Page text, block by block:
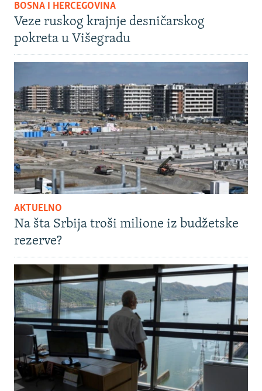
BOSNA I HERCEGOVINA
Veze ruskog krajnje desničarskog
pokreta u Višegradu
AKTUELNO
Na šta Srbija troši milione iz budžetske
rezerve?